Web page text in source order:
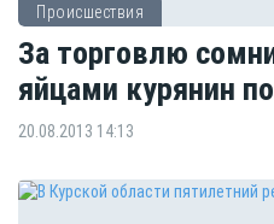
Происшествия
За торговлю
яйцами курянин
20.08.2013 14:13